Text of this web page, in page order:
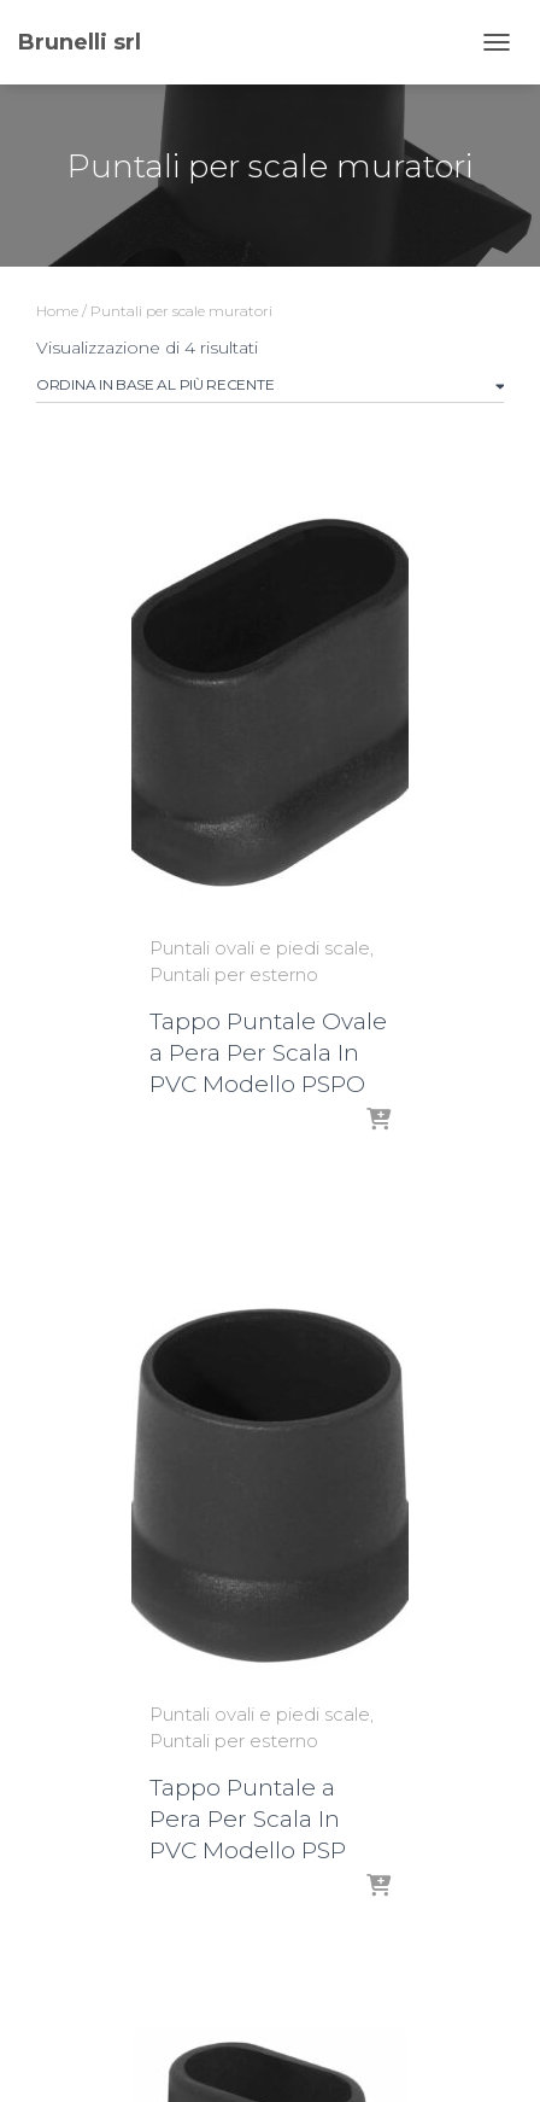
Brunelli srl
Puntali per scale muratori
Home / Puntali per scale muratori
Visualizzazione di 4 risultatiOrdina
base
Puntali ovali e piedi scale
Puntali per esterno
Tappo Puntale Ovale
a Pera Per Scala In
PVC Modello PSPO
Puntali ovali e piedi scale
Puntali per esterno
Tappo Puntale a
Pera Per Scala In
PVC Modello PSP